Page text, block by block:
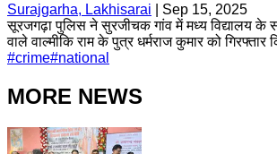
Surajgarha, Lakhisarai
Sep 15, 2025
सूरजगढ़ा पुलिस ने सुरजीचक गांव में मध्य विद्यालय के
वाले वाल्मीकि राम के पुत्र धर्मराज कुमार को
#crime#national
MORE NEWS